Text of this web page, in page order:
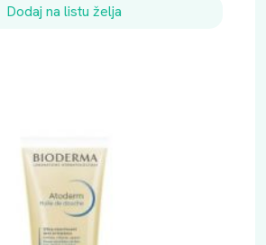
Dodaj na listu želja